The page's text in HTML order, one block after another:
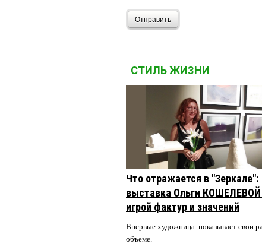
Отправить
СТИЛЬ ЖИЗНИ
Что отражается в "Зеркале":
выставка Ольги КОШЕЛЕВОЙ
игрой фактур и значений
Впервые художница показывает свои
объеме.